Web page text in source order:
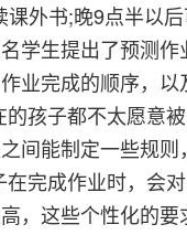
外书;晚9点半以
学生提出了预测
业完成的顺序，
孩子都不太愿意
间能制定一些规
在完成作业时，会
，这些个性化的要